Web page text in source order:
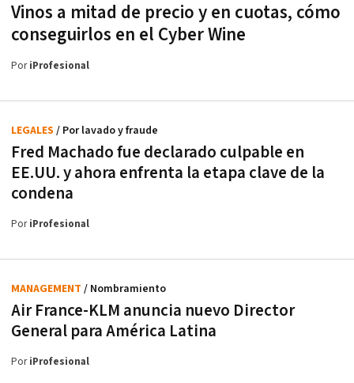
Vinos a mitad de precio y en cuotas, cómo
conseguirlos en el Cyber Wine
PoriProfesional
Fred Machado fue declarado culpable en
EE.UU. y ahora enfrenta la etapa clave de la
condena
LEGALES / Por lavado y fraude
PoriProfesional
Air France-KLM anuncia nuevo Director
General para América Latina
MANAGEMENT / Nombramiento
PoriProfesional